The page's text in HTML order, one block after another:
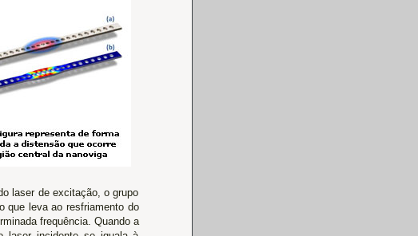
laser de excitação, o grupo
que leva ao resfriamento do
frequência. Quando a